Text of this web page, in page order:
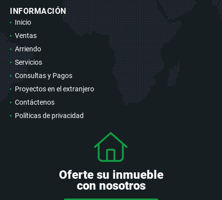
INFORMACIÓN
Inicio
Ventas
Arriendo
Servicios
Consultas y Pagos
Proyectos en el extranjero
Contáctenos
Políticas de privacidad
Oferte su inmueble
con nosotros